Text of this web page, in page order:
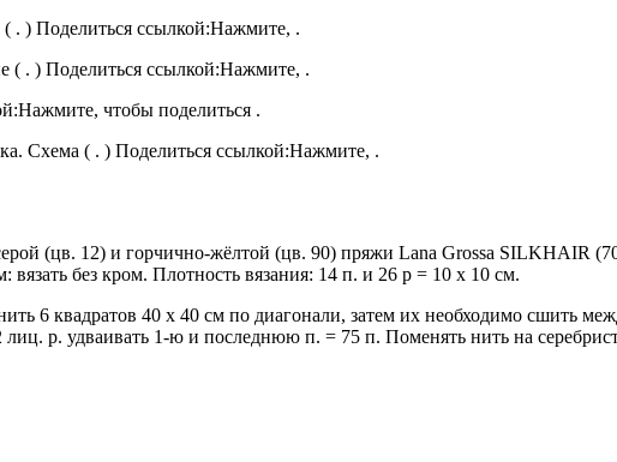
. ) Поделиться ссылкой:Нажмите, .
( . ) Поделиться ссылкой:Нажмите, .
чтобы поделиться .
Схема ( . ) Поделиться ссылкой:Нажмите, .
(цв. 12) и горчично-жёлтой (цв. 90) пряжи Lana Grossa SILKHAIR
без кром. Плотность вязания: 14 п. и 26 р = 10 х 10 см.
6 квадратов 40 х 40 см по диагонали, затем их необходимо сшить
р. удваивать 1-ю и последнюю п. = 75 п. Поменять нить на